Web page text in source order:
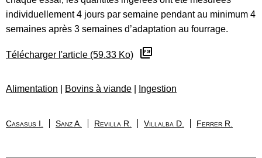
individuellement 4 jours par semaine pendant au minimum 4
semaines après 3 semaines d’adaptation au fourrage.
Télécharger l'article (59.33 Ko)
Alimentation Bovins à viande Ingestion
Casasus I. Sanz A. Revilla R. Villalba D. Ferrer R.